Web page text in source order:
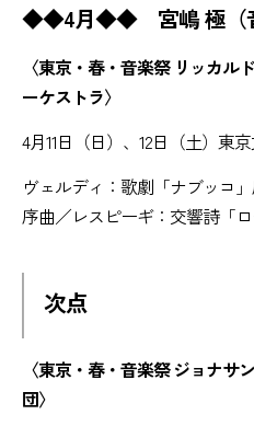
◆◆4月◆◆ 宮嶋 極（音
〈東京・春・音楽祭 リッカル
ーケストラ〉
4月11日（日）、12日（土）東
ヴェルディ：歌劇「ナブッコ
序曲／レスピーギ：交響詩「
次点
〈東京・春・音楽祭 ジョナサ
団〉